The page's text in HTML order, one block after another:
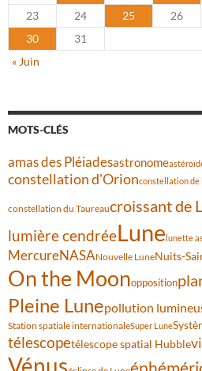
23
24 25 26
30
31
« Juin
MOTS-CLÉS
amas des Pléiadesastronome
constellation d'Orionconstellation de
constellation du Taureaucroissant de
lumière cendréeLunelunette
MercureNASANouvelle LuneNuits-
On the Moonopposition
Pleine Lunepollution
Station spatiale internationaleSuper Lune
télescopetélescope spatial Hubble
Vénus